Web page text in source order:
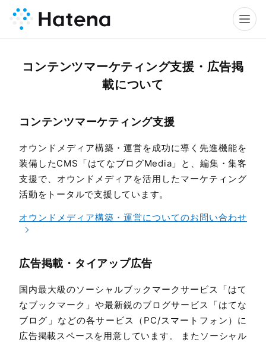
コンテンツマーケティング支援・広告掲
載について
コンテンツマーケティング支援
オウンドメディア構築・運営を成功に導く先進機能を
装備したCMS「はてなブログMedia」と、編集・集客
支援で、オウンドメディアを活用したマーケティング
活動をトータルで支援しています。
オウンドメディア構築・運営についてのお問い合わせ
広告掲載・タイアップ広告
国内最大級のソーシャルブックマークサービス「はて
なブックマーク」や最新鋭のブログサービス「はてな
ブログ」などの各サービス（PC/スマートフォン）に
広告掲載スペースを用意しています。 またソーシャル